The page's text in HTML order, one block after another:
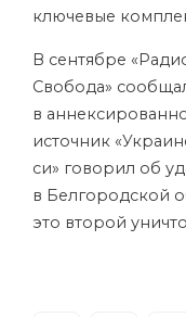
ключевые
В сентябре
Свобода»
в
источник
си» говорил об
в Белгородской
это второй